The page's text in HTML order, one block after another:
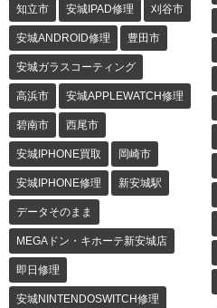
知立市 安城IPAD修理 刈谷市
安城ANDROID修理 豊田市
安城ガラスコーティング
高浜市 安城APPLEWATCH修理
碧南市 西尾市
安城IPHONE買取 岡崎市
安城IPHONE修理 新安城駅
データそのまま
MEGAドン・キホーテ新安城店
即日修理
安城NINTENDOSWITCH修理